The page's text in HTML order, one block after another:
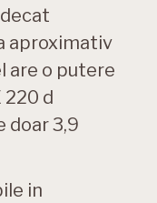
aproximativ
are o putere
220 d
doar 3,9
in